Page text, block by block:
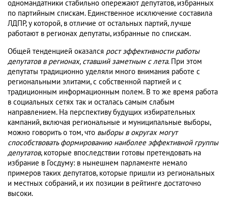
одномандатники стабильно опережают депутатов, избранных
по партийным спискам. Единственное исключение составила
ЛДПР, у которой, в отличие от остальных партий, лучше
работают в регионах депутаты, избранные по спискам.
Общей тенденцией оказался рост эффективности работы
депутатов в регионах, ставший заметным с лета. При этом
депутаты традиционно уделяли много внимания работе с
региональными элитами, с собственной партией и с
традиционным информационным полем. В то же время работа
в социальных сетях так и осталась самым слабым
направлением. На перспективу будущих избирательных
кампаний, включая региональные и муниципальные выборы,
можно говорить о том, что выборы в округах могут
способствовать формированию наиболее эффективной группы
депутатов, которые впоследствии готовы претендовать на
избрание в Госдуму: в нынешнем парламенте немало
примеров таких депутатов, которые пришли из региональных
и местных собраний, и их позиции в рейтинге достаточно
высоки.